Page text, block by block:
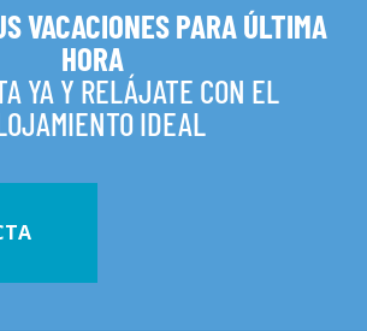
VACACIONES PARA ÚLTIMA
HORA
YA Y RELÁJATE CON EL
IDEAL